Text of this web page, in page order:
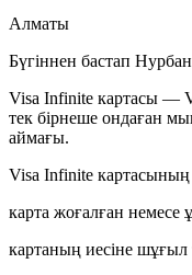
Алматы
Бүгіннен бастап
Visa Infinite картасы —
тек бірнеше ондаған
аймағы.
Visa Infinite картасының
карта жоғалған немесе
картаның иесіне шұғыл